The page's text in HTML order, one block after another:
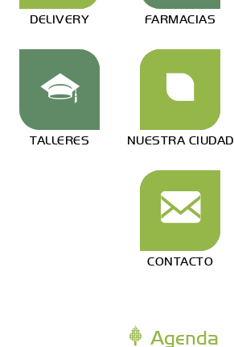
DELIVERY FARMACIAS
TALLERES NUESTRA CIUDAD
CONTACTO
Agenda